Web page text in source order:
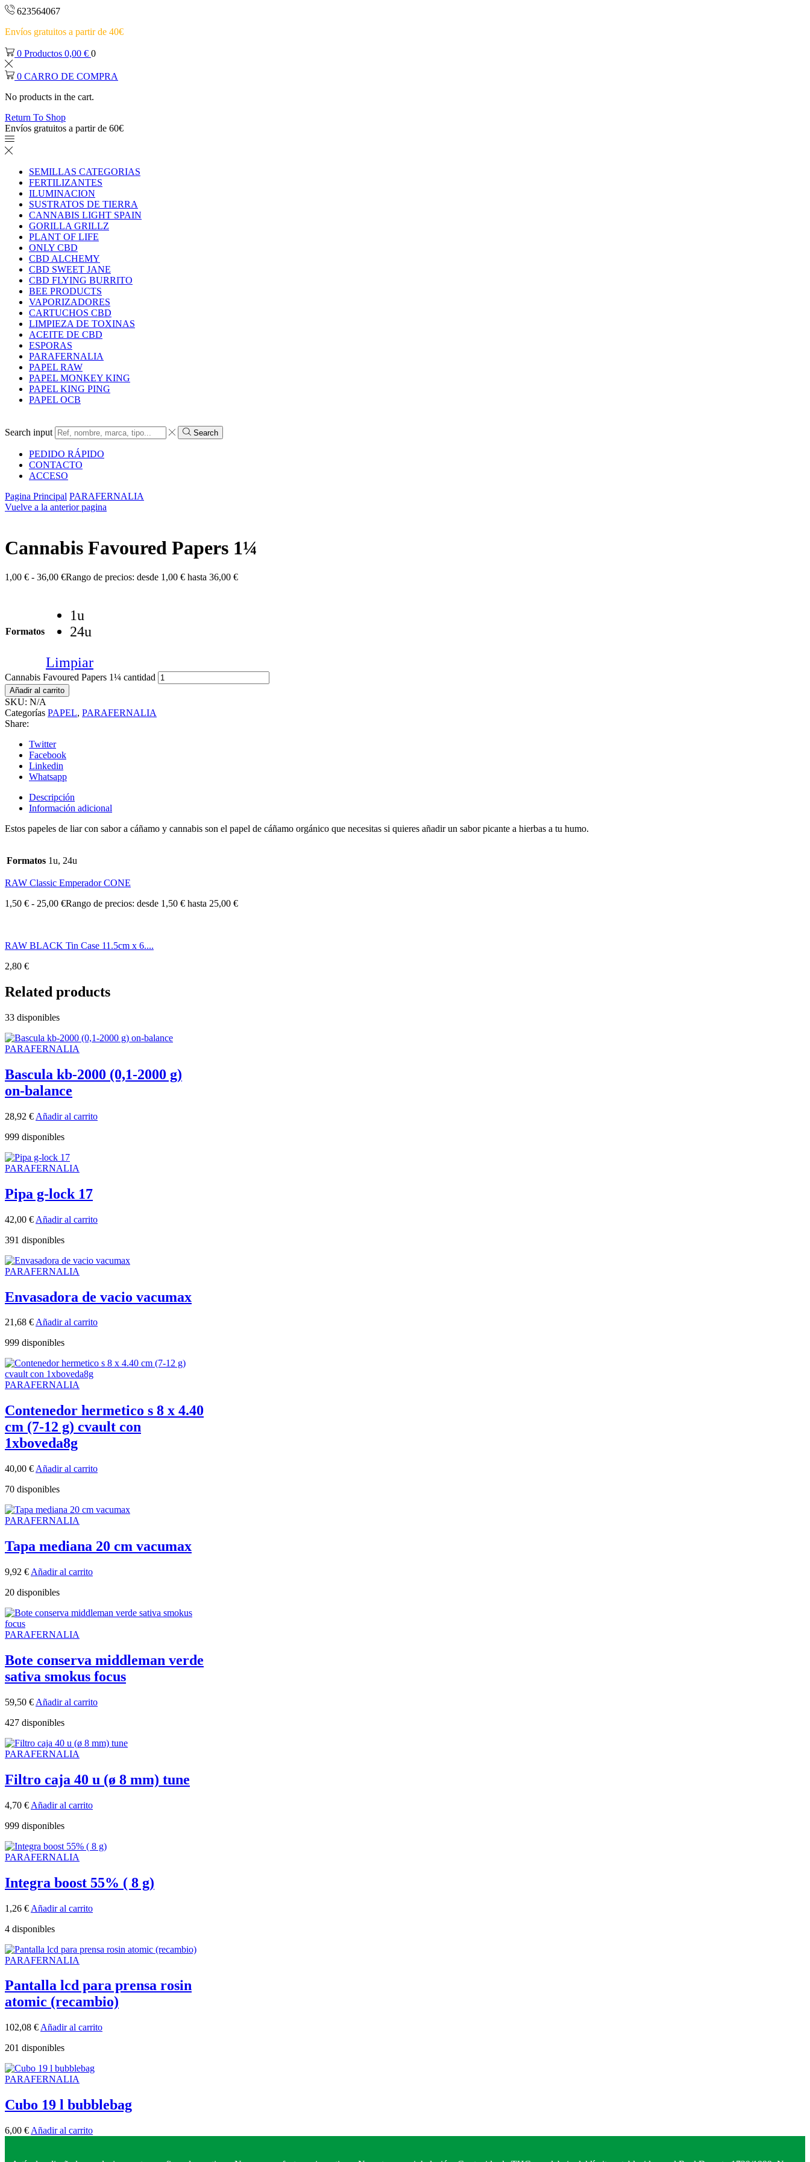
623564067
Envíos gratuitos a partir de 40€
0 Productos 0,00 € 0
0 CARRO DE COMPRA
No products in the cart.
Return To Shop
Envíos gratuitos a partir de 60€
SEMILLAS CATEGORIAS
FERTILIZANTES
ILUMINACION
SUSTRATOS DE TIERRA
CANNABIS LIGHT SPAIN
GORILLA GRILLZ
PLANT OF LIFE
ONLY CBD
CBD ALCHEMY
CBD SWEET JANE
CBD FLYING BURRITO
BEE PRODUCTS
VAPORIZADORES
CARTUCHOS CBD
LIMPIEZA DE TOXINAS
ACEITE DE CBD
ESPORAS
PARAFERNALIA
PAPEL RAW
PAPEL MONKEY KING
PAPEL KING PING
PAPEL OCB
Search input Search
PEDIDO RÁPIDO
CONTACTO
ACCESO
Pagina Principal PARAFERNALIA
Vuelve a la anterior pagina
Cannabis Favoured Papers 1¼
1,00 € - 36,00 €Rango de precios: desde 1,00 € hasta 36,00 €
Formatos
1u
24u
Limpiar
Cannabis Favoured Papers 1¼ cantidad
Añadir al carrito
SKU: N/A
Categorías PAPEL, PARAFERNALIA
Share:
Twitter
Facebook
Linkedin
Whatsapp
Descripción
Información adicional
Estos papeles de liar con sabor a cáñamo y cannabis son el papel de cáñamo orgánico que necesitas si quieres añadir un sabor picante a hierbas a tu humo.
Formatos 1u, 24u
RAW Classic Emperador CONE
1,50 € - 25,00 €Rango de precios: desde 1,50 € hasta 25,00 €
RAW BLACK Tin Case 11.5cm x 6....
2,80 €
Related products
33 disponibles
PARAFERNALIA
Bascula kb-2000 (0,1-2000 g)
on-balance
28,92 € Añadir al carrito
999 disponibles
PARAFERNALIA
Pipa g-lock 17
42,00 € Añadir al carrito
391 disponibles
PARAFERNALIA
Envasadora de vacio vacumax
21,68 €Añadir al carrito
999 disponibles
PARAFERNALIA
Contenedor hermetico s 8 x 4.40
cm (7-12 g) cvault con
1xboveda8g
40,00 € Añadir al carrito
70 disponibles
PARAFERNALIA
Tapa mediana 20 cm vacumax
9,92 € Añadir al carrito
20 disponibles
PARAFERNALIA
Bote conserva middleman verde
sativa smokus focus
59,50 € Añadir al carrito
427 disponibles
PARAFERNALIA
Filtro caja 40 u (ø 8 mm) tune
4,70 € Añadir al carrito
999 disponibles
PARAFERNALIA
Integra boost 55% ( 8 g)
1,26 € Añadir al carrito
4 disponibles
PARAFERNALIA
Pantalla lcd para prensa rosin
atomic (recambio)
102,08 € Añadir al carrito
201 disponibles
PARAFERNALIA
Cubo 19 l bubblebag
6,00 € Añadir al carrito